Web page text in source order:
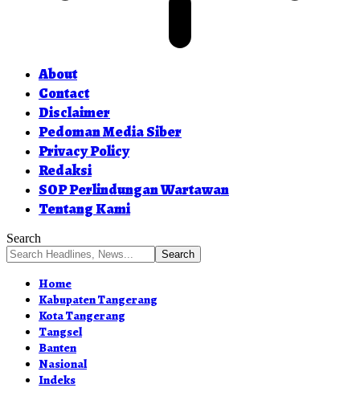
About
Contact
Disclaimer
Pedoman Media Siber
Privacy Policy
Redaksi
SOP Perlindungan Wartawan
Tentang Kami
Search
Home
Kabupaten Tangerang
Kota Tangerang
Tangsel
Banten
Nasional
Indeks